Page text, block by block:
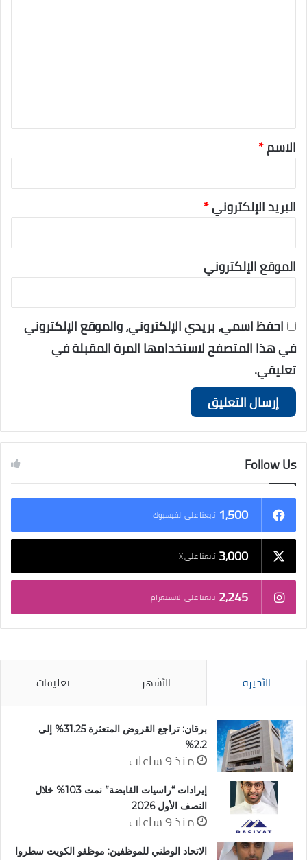
الاسم*
البريد الإلكتروني*
الموقع الإلكتروني
احفظ اسمي، بريدي الإلكتروني، والموقع الإلكتروني
في هذا المتصفح لاستخدامها المرة المقبلة في
تعليقي.
Follow Us
1٬500 تابعنا على الفيسبوك
3٬000 تابعنا على X
2٬245 تابعنا على الانستغرام
الأخيرة الأشهر تعليقات
برقان: تراجع القروض المتعثرة 31.25% إلى
2.2%
منذ 9 ساعات
إيرادات “راسيات القابضة” نمت 103% خلال
النصف الأول 2026
منذ 9 ساعات
الاتحاد الوطني للموظفين: موظفو الكويت سطروا